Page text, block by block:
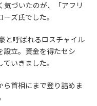
気づいたのが、「アフリ
ズ氏でした。
と呼ばれるロスチャイル
設立。資金を得たセシ
いきました。
ら首相にまで登り詰めま